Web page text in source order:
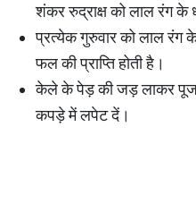
शंकर रुद्राक्ष को लाल रंग के
प्रत्येक गुरुवार को लाल रंग
फल की प्राप्ति होती है।
केले के पेड़ की जड़ लाकर
कपड़े में लपेट दें।